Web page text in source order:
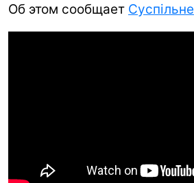
Об этом сообщает Суспільне